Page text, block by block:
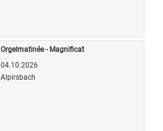
Orgelmatinée - Magnificat
04.10.2026
Alpirsbach